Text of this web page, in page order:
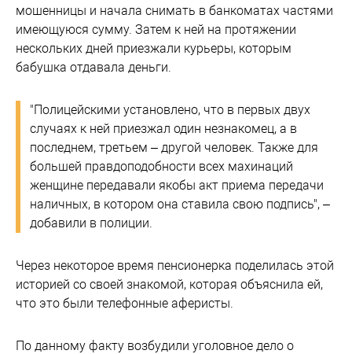
мошенницы и начала снимать в банкоматах частями
имеющуюся сумму. Затем к ней на протяжении
нескольких дней приезжали курьеры, которым
бабушка отдавала деньги.
"Полицейскими установлено, что в первых двух
случаях к ней приезжал один незнакомец, а в
последнем, третьем – другой человек. Также для
большей правдоподобности всех махинаций
женщине передавали якобы акт приема передачи
наличных, в котором она ставила свою подпись", –
добавили в полиции.
Через некоторое время пенсионерка поделилась этой
историей со своей знакомой, которая объяснила ей,
что это были телефонные аферисты.
По данному факту возбудили уголовное дело о